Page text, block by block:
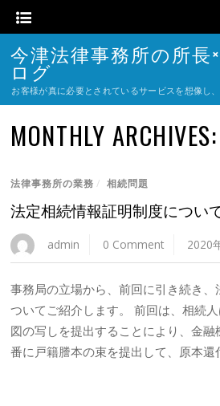
今津法律事務所の所長
ログ
お客様が真に必要とされているサービスを想像し
MONTHLY ARCHIVES:
法律事務所の業務 / 相続問題
法定相続情報証明制度につい
admin 0 Comment 2020
事務局の立場から、前回に引き続き、
ついてご紹介します。 前回は、相続
図の写しを提出することにより、金
番に戸籍謄本の束を提出して、原本